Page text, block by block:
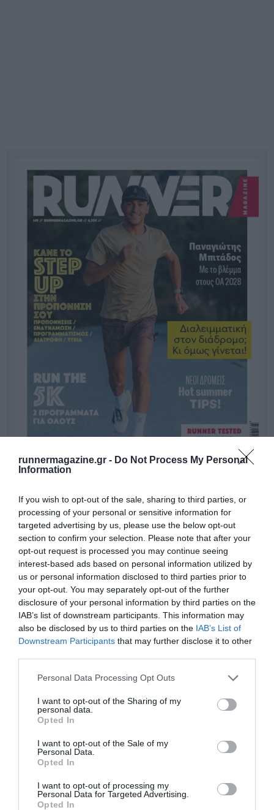
runnermagazine.gr - Do Not Process My Personal
Information
If you wish to opt-out of the sale, sharing to third parties, or
processing of your personal or sensitive information for
targeted advertising by us, please use the below opt-out
section to confirm your selection. Please note that after your
opt-out request is processed you may continue seeing
interest-based ads based on personal information utilized by
us or personal information disclosed to third parties prior to
your opt-out. You may separately opt-out of the further
disclosure of your personal information by third parties on the
IAB’s list of downstream participants. This information may
also be disclosed by us to third parties on the IAB’s List of
Downstream Participants that may further disclose it to other
Personal Data Processing Opt Outs
I want to opt-out of the Sharing of my
personal data.
Opted In
I want to opt-out of the Sale of my
Personal Data.
Opted In
I want to opt-out of processing my
Personal Data for Targeted Advertising.
Opted In
Γίνε Συνδρομητής
Βρες το RUNNER!
Όλα τα Τεύχη